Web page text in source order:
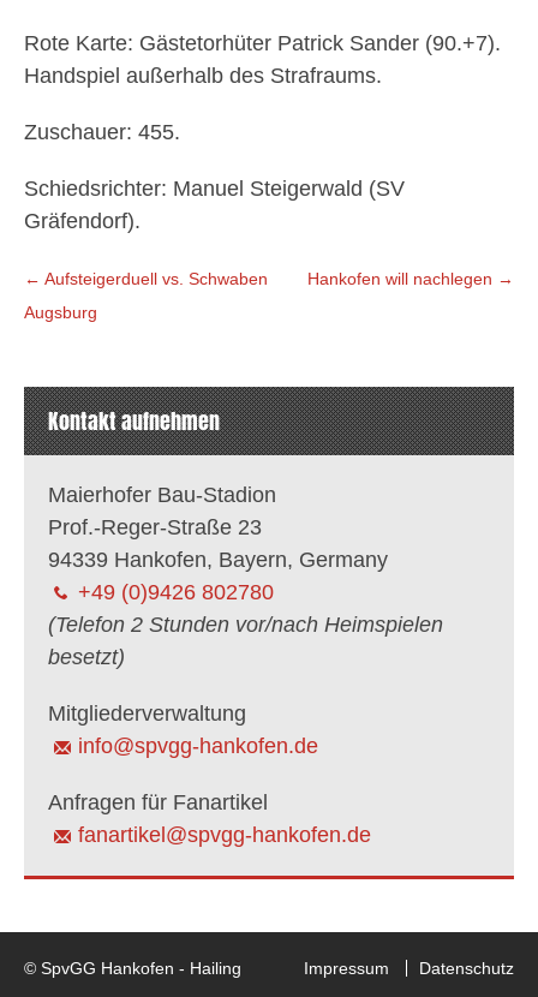
Rote Karte: Gästetorhüter Patrick Sander (90.+7).
Handspiel außerhalb des Strafraums.
Zuschauer: 455.
Schiedsrichter: Manuel Steigerwald (SV
Gräfendorf).
Beitragsnavigation
← Aufsteigerduell vs. Schwaben
Augsburg
Hankofen will nachlegen →
Kontakt aufnehmen
Maierhofer Bau-Stadion
Prof.-Reger-Straße 23
94339 Hankofen, Bayern, Germany
+49 (0)9426 802780
(Telefon 2 Stunden vor/nach Heimspielen
besetzt)
Mitgliederverwaltung
info@spvgg-hankofen.de
Anfragen für Fanartikel
fanartikel@spvgg-hankofen.de
© SpvGG Hankofen - Hailing Impressum Datenschutz